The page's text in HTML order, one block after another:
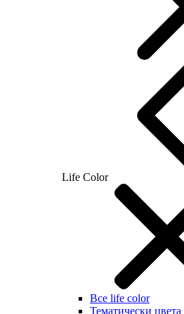
Life Color
Все life color
Тематически цвета